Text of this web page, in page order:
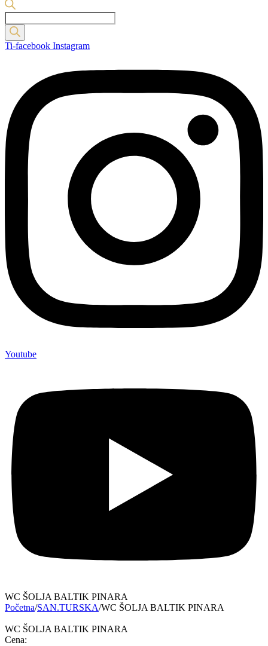
Products
search
Ti-facebook Instagram
Youtube
WC ŠOLJA BALTIK PINARA
Početna/SAN.TURSKA/WC ŠOLJA BALTIK PINARA
WC ŠOLJA BALTIK PINARA
Cena: